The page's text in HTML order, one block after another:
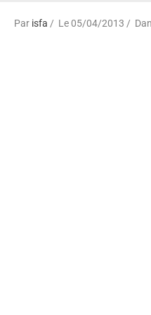
Par isfa Le 05/04/2013